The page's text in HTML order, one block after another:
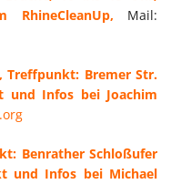
Mail:
Treffpunkt: Bremer Str.
und Infos bei Joachim
Benrather Schloßufer
und Infos bei Michael